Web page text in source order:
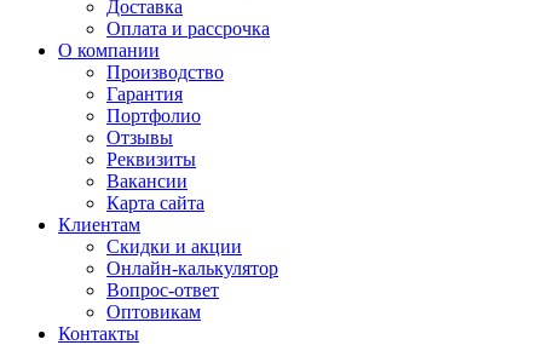
Доставка
Оплата и рассрочка
О компании
Производство
Гарантия
Портфолио
Отзывы
Реквизиты
Вакансии
Карта сайта
Клиентам
Скидки и акции
Онлайн-калькулятор
Вопрос-ответ
Оптовикам
Контакты